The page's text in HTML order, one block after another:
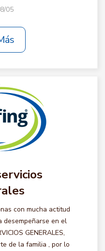
05
con mucha actitud
desempeñarse en el
GENERALES,
de la familia , por lo